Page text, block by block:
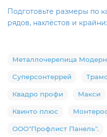
Подготовьте размеры по
рядов, нахлёстов и
Металлочерепица Модерн
Суперсонтеррей
Квадро профи Макси
Квинто плюс
ООО"Профлист Панель".